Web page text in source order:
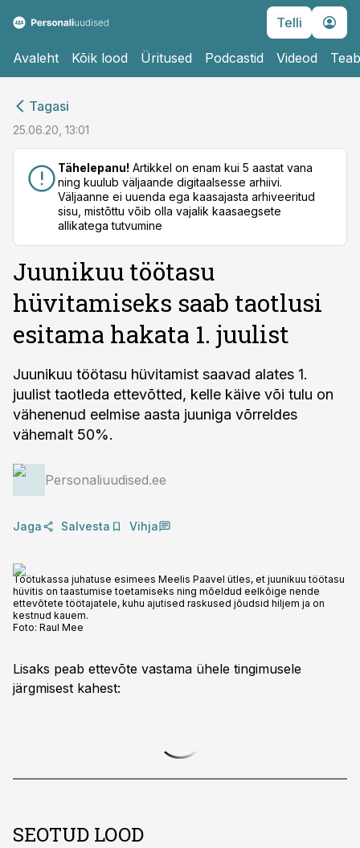
Telli
Avaleht Kõik lood Üritused Podcastid Videod
Tagasi
25.06.20, 13:01
Tähelepanu! Artikkel on enam kui 5 aastat vana
ning kuulub väljaande digitaalsesse arhiivi.
Väljaanne ei uuenda ega kaasajasta arhiveeritud
sisu, mistõttu võib olla vajalik kaasaegsete
allikatega tutvumine
Juunikuu töötasu
hüvitamiseks saab taotlusi
esitama hakata 1. juulist
Juunikuu töötasu hüvitamist saavad alates 1.
juulist taotleda ettevõtted, kelle käive või tulu on
vähenenud eelmise aasta juuniga võrreldes
vähemalt 50%.
Personaliuudised.ee
Jaga Salvesta Vihja
Töötukassa juhatuse esimees Meelis Paavel ütles, et juunikuu töötasu
hüvitis on taastumise toetamiseks ning mõeldud eelkõige nende
ettevõtete töötajatele, kuhu ajutised raskused jõudsid hiljem ja on
kestnud kauem.
Foto: Raul Mee
Lisaks peab ettevõte vastama ühele tingimusele
järgmisest kahest:
SEOTUD LOOD